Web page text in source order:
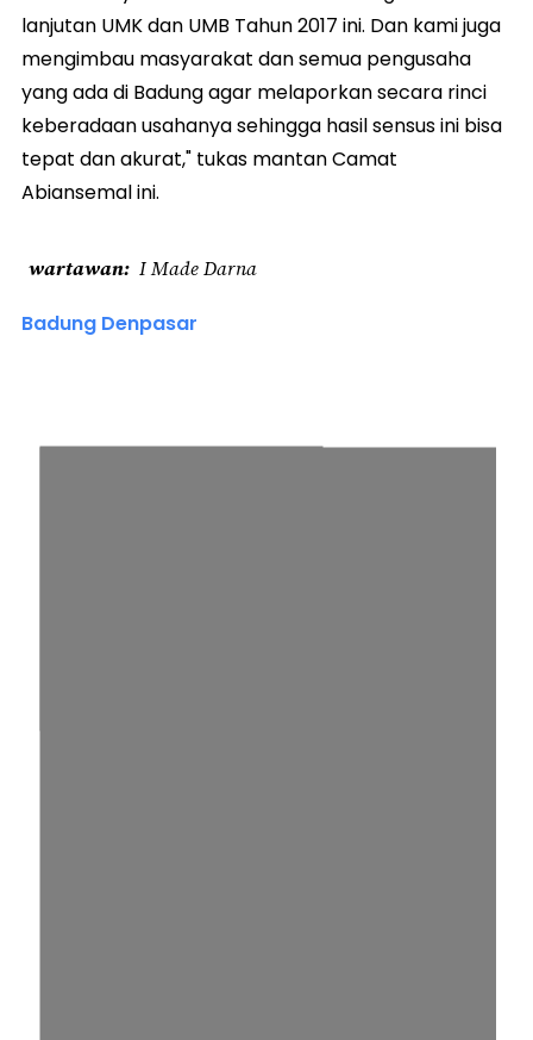
lanjutan UMK dan UMB Tahun 2017 ini. Dan kami juga
mengimbau masyarakat dan semua pengusaha
yang ada di Badung agar melaporkan secara rinci
keberadaan usahanya sehingga hasil sensus ini bisa
tepat dan akurat," tukas mantan Camat
Abiansemal ini.
wartawan I Made Darna
Badung Denpasar